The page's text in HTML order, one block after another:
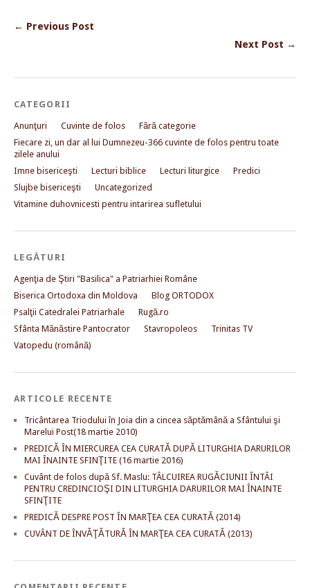
← Previous Post
Next Post →
CATEGORII
Anunţuri Cuvinte de folos
Fără categorie
Fiecare zi, un dar al lui Dumnezeu-366 cuvinte de folos pentru toate
zilele anului
Imne bisericeşti
Lecturi biblice Lecturi liturgice
Predici
Slujbe bisericeşti
Uncategorized
Vitamine duhovnicesti pentru intarirea sufletului
LEGĂTURI
Agenţia de Ştiri "Basilica" a Patriarhiei Române
Biserica Ortodoxa din Moldova
Blog ORTODOX
Psalţii Catedralei Patriarhale
Rugă.ro
Sfânta Mănăstire Pantocrator
Stavropoleos
Trinitas TV
Vatopedu (română)
ARTICOLE RECENTE
Tricântarea Triodului în Joia din a cincea săptămână a Sfântului şi
Marelui Post(18 martie 2010)
PREDICĂ ÎN MIERCUREA CEA CURATĂ DUPĂ LITURGHIA DARURILOR
MAI ÎNAINTE SFINŢITE (16 martie 2016)
Cuvânt de folos după Sf. Maslu: TÂLCUIREA RUGĂCIUNII ÎNTÂI
PENTRU CREDINCIOŞI DIN LITURGHIA DARURILOR MAI ÎNAINTE
SFINŢITE
PREDICĂ DESPRE POST ÎN MARŢEA CEA CURATĂ (2014)
CUVÂNT DE ÎNVĂŢĂTURĂ ÎN MARŢEA CEA CURATĂ (2013)